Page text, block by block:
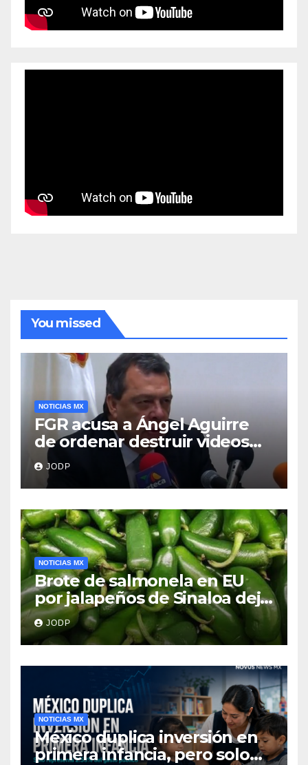
You missed
NOTICIAS MX
FGR acusa a Ángel Aguirre
de ordenar destruir videos
clave del caso Ayotzinapa
JODP
NOTICIAS MX
Brote de salmonela en EU
por jalapeños de Sinaloa deja
345 enfermos y 36
hospitalizados
JODP
NOTICIAS MX
México duplica inversión en
primera infancia, pero solo